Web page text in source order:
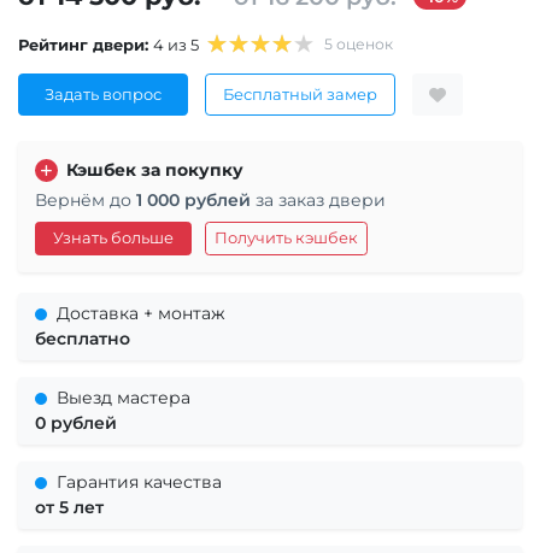
Рейтинг двери: 4 из 5 5 оценок
Задать вопрос Бесплатный замер
Кэшбек за покупку
Вернём до 1 000 рублей за заказ двери
Узнать больше Получить кэшбек
Доставка + монтаж
бесплатно
Выезд мастера
0 рублей
Гарантия качества
от 5 лет